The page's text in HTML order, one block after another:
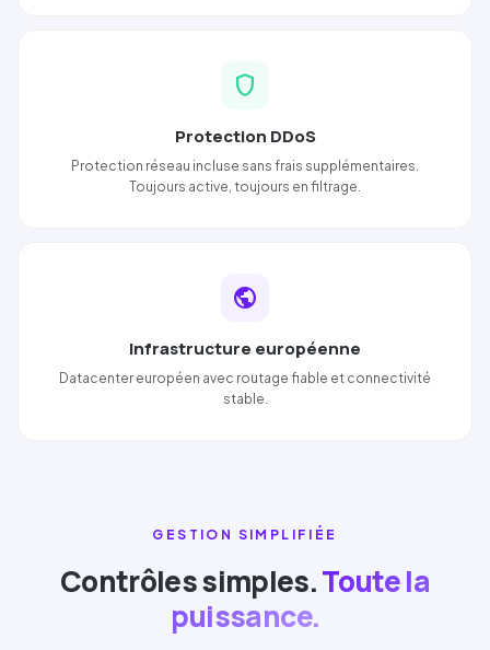
shield
Protection DDoS
Protection réseau incluse sans frais supplémentaires.
Toujours active, toujours en filtrage.
public
Infrastructure européenne
Datacenter européen avec routage fiable et connectivité
stable.
GESTION SIMPLIFIÉE
Contrôles simples.Toute la
puissance.